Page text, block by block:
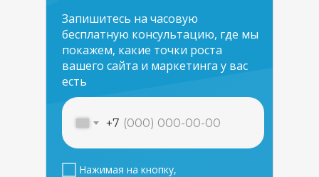
+7
Нажимая на кнопку,
Запишитесь на часовую
бесплатную консультацию, где мы
покажем, какие точки роста
вашего сайта и маркетинга у вас
есть